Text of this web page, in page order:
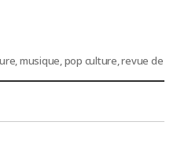
,musique,pop culture,revue de